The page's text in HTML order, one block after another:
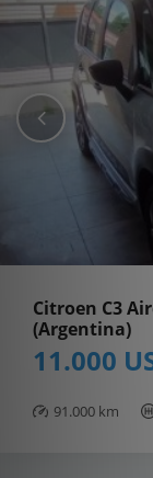
Citroen C3
(Argentina)
11.000
91.000 km